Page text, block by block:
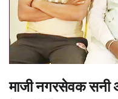
माजी नगरसेवक सनी